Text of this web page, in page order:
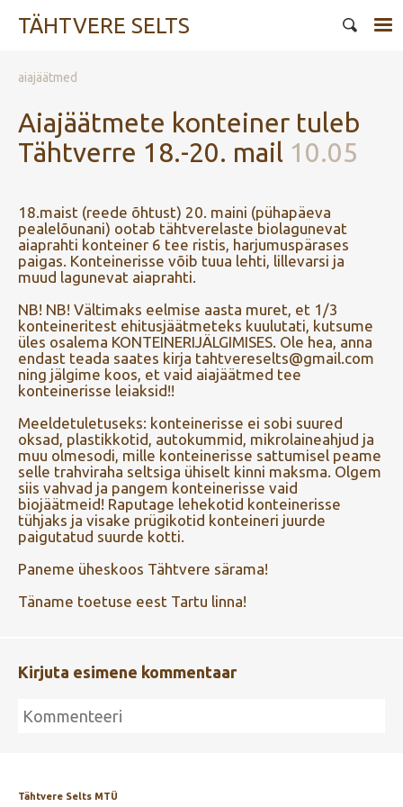
TÄHTVERE SELTS
aiajäätmed
Aiajäätmete konteiner tuleb
Tähtverre 18.-20. mail 10.05
18.maist (reede õhtust) 20. maini (pühapäeva
pealelõunani) ootab tähtverelaste biolagunevat
aiaprahti konteiner 6 tee ristis, harjumuspärases
paigas. Konteinerisse võib tuua lehti, lillevarsi ja
muud lagunevat aiaprahti.
NB! NB! Vältimaks eelmise aasta muret, et 1/3
konteineritest ehitusjäätmeteks kuulutati, kutsume
üles osalema KONTEINERIJÄLGIMISES. Ole hea, anna
endast teada saates kirja tahtvereselts@gmail.com
ning jälgime koos, et vaid aiajäätmed tee
konteinerisse leiaksid!!
Meeldetuletuseks: konteinerisse ei sobi suured
oksad, plastikkotid, autokummid, mikrolaineahjud ja
muu olmesodi, mille konteinerisse sattumisel peame
selle trahviraha seltsiga ühiselt kinni maksma. Olgem
siis vahvad ja pangem konteinerisse vaid
biojäätmeid! Raputage lehekotid konteinerisse
tühjaks ja visake prügikotid konteineri juurde
paigutatud suurde kotti.
Paneme üheskoos Tähtvere särama!
Täname toetuse eest Tartu linna!
Kirjuta esimene kommentaar
Tähtvere Selts MTÜ